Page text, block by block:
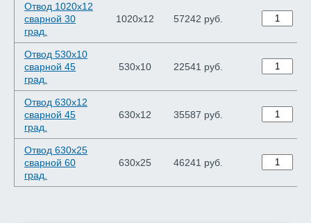
Отвод 1020х12
сварной 30
град.
1020х12 57242 руб.
Отвод 530х10
сварной 45
град.
530х10 22541 руб.
Отвод 630х12
сварной 45
град.
630х12 35587 руб.
Отвод 630х25
сварной 60
град.
630х25 46241 руб.